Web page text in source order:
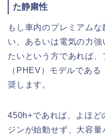
た静粛性
もし車内のプレミアム
い、あるいは電気の力
たいという方であれば
（PHEV）モデルであ
奨します。
450h+であれば、よほど
ジンが始動せず、大容